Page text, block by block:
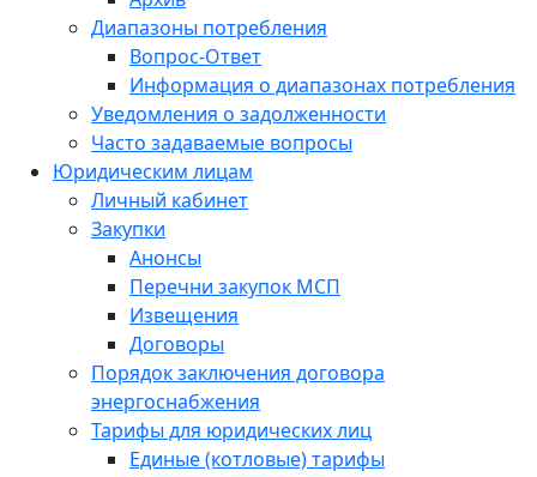
Диапазоны потребления
Вопрос-Ответ
Информация о диапазонах потребления
Уведомления о задолженности
Часто задаваемые вопросы
Юридическим лицам
Личный кабинет
Закупки
Анонсы
Перечни закупок МСП
Извещения
Договоры
Порядок заключения договора
энергоснабжения
Тарифы для юридических лиц
Единые (котловые) тарифы